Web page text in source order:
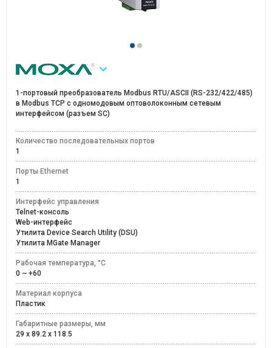
1-портовый преобразователь Modbus RTU/ASCII (RS-232/422/485)
в Modbus TCP с одномодовым оптоволоконным сетевым
интерфейсом (разъем SC)
Количество последовательных портов
1
Порты Ethernet
1
Интерфейс управления
Telnet-консоль
Web-интерфейс
Утилита Device Search Utility (DSU)
Утилита MGate Manager
Рабочая температура, °C
0 ~ +60
Материал корпуса
Пластик
Габаритные размеры, мм
29 x 89.2 x 118.5